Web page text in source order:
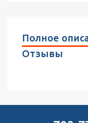
Полное
Отзывы